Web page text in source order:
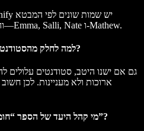
והמגדר. לדוג׳: באנגלית אמריקאית—Emma, Salli, Nate ו-Mathew.
למה לחלק מהסטודנטים קשה להישאר ערים בהרצאות?
גם אם ישנו היטב, סטודנטים
ארוכות ולא מעניינות. לכן
מי קהל היעד של הספר “חומרי לימוד והכנה בשמע למשפטים”?